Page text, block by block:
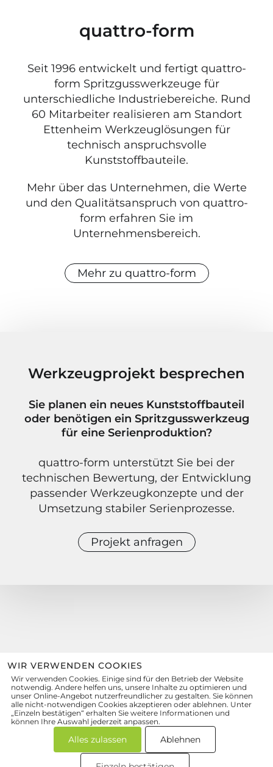
quattro-form
Seit 1996 entwickelt und fertigt quattro-
form Spritzgusswerkzeuge für
unterschiedliche Industriebereiche. Rund
60 Mitarbeiter realisieren am Standort
Ettenheim Werkzeuglösungen für
technisch anspruchsvolle
Kunststoffbauteile.
Mehr über das Unternehmen, die Werte
und den Qualitätsanspruch von quattro-
form erfahren Sie im
Unternehmensbereich.
Mehr zu quattro-form
Werkzeugprojekt besprechen
Sie planen ein neues Kunststoffbauteil
oder benötigen ein Spritzgusswerkzeug
für eine Serienproduktion?
quattro-form unterstützt Sie bei der
technischen Bewertung, der Entwicklung
passender Werkzeugkonzepte und der
Umsetzung stabiler Serienprozesse.
Projekt anfragen
quattro-formGmbH
Präzisionsformenbau
Wolfsmatten 1, 77955 Ettenheim
info@quattro-form.de
+49 7822 8917-0
zum Kontaktformular
WIR VERWENDEN COOKIES
Wir verwenden Cookies. Einige sind für den Betrieb der Website
notwendig. Andere helfen uns, unsere Inhalte zu optimieren und
unser Online-Angebot nutzerfreundlicher zu gestalten. Sie können
alle nicht-notwendigen Cookies akzeptieren oder ablehnen. Unter
„Einzeln bestätigen“ erhalten Sie weitere Informationen und
können Ihre Auswahl jederzeit anpassen.
Alles zulassen Ablehnen